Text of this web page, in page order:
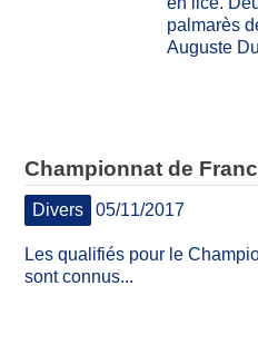
palmarès
Auguste
Championnat de
Divers 05/11/2017
Les qualifiés pour le
sont connus...